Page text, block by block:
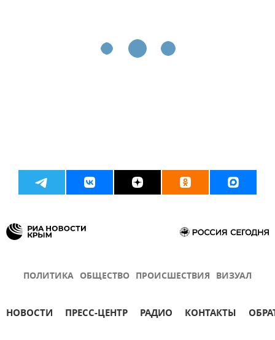
ПОЛИТИКА ОБЩЕСТВО ПРОИСШЕСТВИЯ ВИЗУАЛ
НОВОСТИ ПРЕСС-ЦЕНТР РАДИО КОНТАКТЫ